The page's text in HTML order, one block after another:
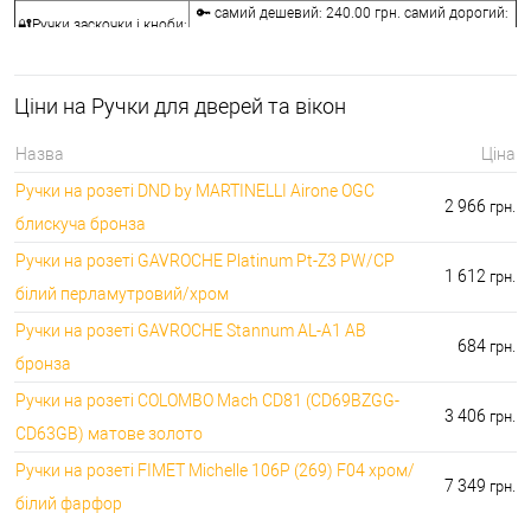
🔐Ручки заскочки і кноби:
🔑 самий дешевий: 240.00 грн. самий дорогий:
🔐Накладки на
🔑 самий дешевий: 76.00 грн. самий дорогий:
⭐Аксесуари для ручок:
🔑 самий дешевий: 50.00 грн. самий дорогий:
1442.00 грн.
Ціни на Ручки для дверей та вікон
Назва
Ціна
Ручки на розеті DND by MARTINELLI Aironе OGC
блискуча бронза
2 966 грн.
Ручки на розеті GAVROCHE Platinum Pt-Z3 PW/CP
білий перламутровий/хром
1 612 грн.
Ручки на розеті GAVROCHE Stannum AL-A1 AB
бронза
684 грн.
Ручки на розеті COLOMBO Mach CD81 (CD69BZGG-
CD63GB) матове золото
3 406 грн.
Ручки на розеті FIMET Michelle 106P (269) F04 хром/
білий фарфор
7 349 грн.